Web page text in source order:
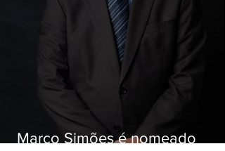
Marco Simões é nomeado